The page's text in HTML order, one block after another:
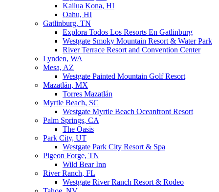
Kailua Kona, HI
Oahu, HI
Gatlinburg, TN
Explora Todos Los Resorts En Gatlinburg
Westgate Smoky Mountain Resort & Water Park
River Terrace Resort and Convention Center
Lynden, WA
Mesa, AZ
Westgate Painted Mountain Golf Resort
Mazatlán, MX
Torres Mazatlán
Myrtle Beach, SC
Westgate Myrtle Beach Oceanfront Resort
Palm Springs, CA
The Oasis
Park City, UT
Westgate Park City Resort & Spa
Pigeon Forge, TN
Wild Bear Inn
River Ranch, FL
Westgate River Ranch Resort & Rodeo